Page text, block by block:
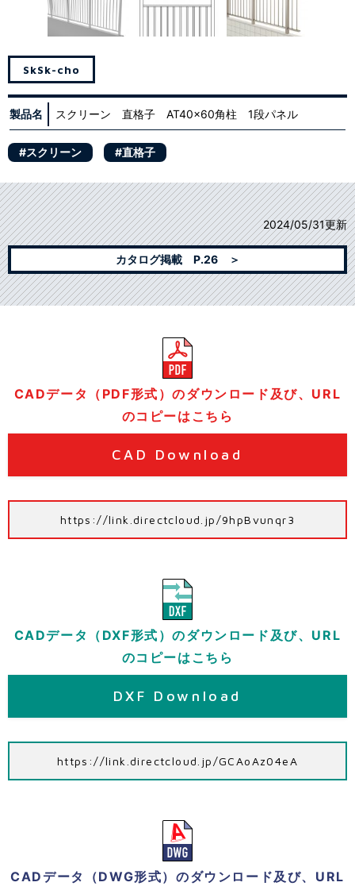
SkSk-cho
製品名 スクリーン 直格子 AT40x60角柱 1段パネル
#スクリーン #直格子
2024/05/31更新
カタログ掲載 P.26 ＞
CADデータ（PDF形式）のダウンロード及び、URL
のコピーはこちら
CAD Download
https://link.directcloud.jp/9hpBvunqr3
CADデータ（DXF形式）のダウンロード及び、URL
のコピーはこちら
DXF Download
https://link.directcloud.jp/GCAoAz04eA
CADデータ（DWG形式）のダウンロード及び、URL